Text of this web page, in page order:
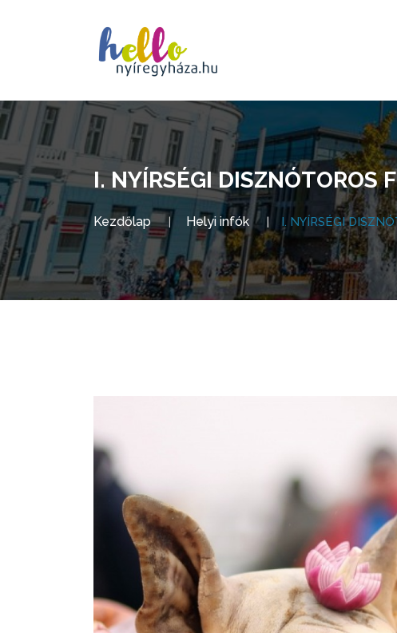
I. NYÍRSÉGI DISZNÓTOROS
Kezdőlap Helyi infók I. NYÍRSÉGI